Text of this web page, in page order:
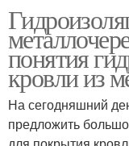
понятия
кровли из
На сегодняшний
предложить